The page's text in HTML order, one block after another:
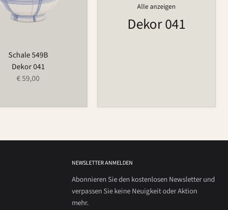
Schale 549B
Dekor 041
€ 59,00
Alle anzeigen
Dekor 041
NEWSLETTER ANMELDEN
Abonnieren Sie den kostenlosen Newsletter und
verpassen Sie keine Neuigkeit oder Aktion
mehr.